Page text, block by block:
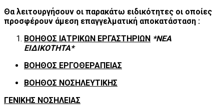
Θα λειτουργήσουν οι παρακάτω ειδικότητες οι οποίες
προσφέρουν άμεση επαγγελματική αποκατάσταση :
ΒΟΗΘΟΣ ΙΑΤΡΙΚΩΝ ΕΡΓΑΣΤΗΡΙΩΝ *ΝΕΑ
ΕΙΔΙΚΟΤΗΤΑ*
ΒΟΗΘΟΣ ΕΡΓΟΘΕΡΑΠΕΙΑΣ
ΒΟΗΘΟΣ ΝΟΣΗΛΕΥΤΙΚΗΣ
ΓΕΝΙΚΗΣ ΝΟΣΗΛΕΙΑΣ